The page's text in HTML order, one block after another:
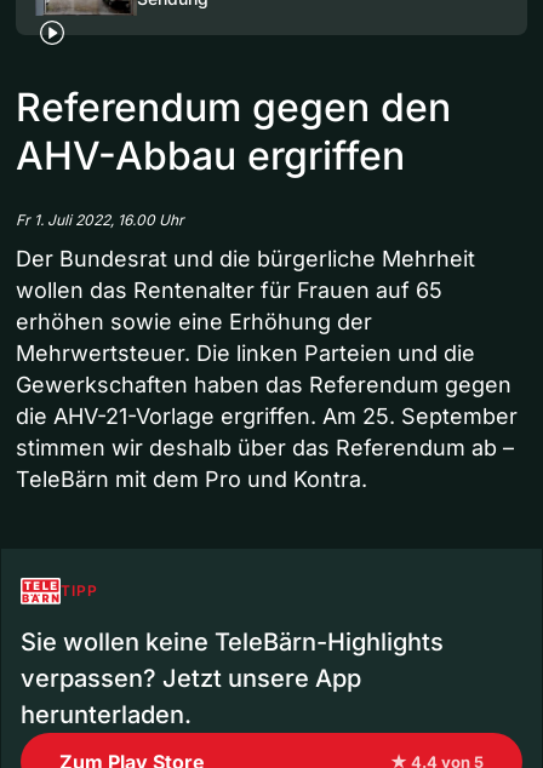
Referendum gegen den
AHV-Abbau ergriffen
Fr 1. Juli 2022, 16.00 Uhr
Der Bundesrat und die bürgerliche Mehrheit
wollen das Rentenalter für Frauen auf 65
erhöhen sowie eine Erhöhung der
Mehrwertsteuer. Die linken Parteien und die
Gewerkschaften haben das Referendum gegen
die AHV-21-Vorlage ergriffen. Am 25. September
stimmen wir deshalb über das Referendum ab –
TeleBärn mit dem Pro und Kontra.
TIPP
Sie wollen keine TeleBärn-Highlights
verpassen? Jetzt unsere App
herunterladen.
Zum Play Store ★ 4.4 von 5